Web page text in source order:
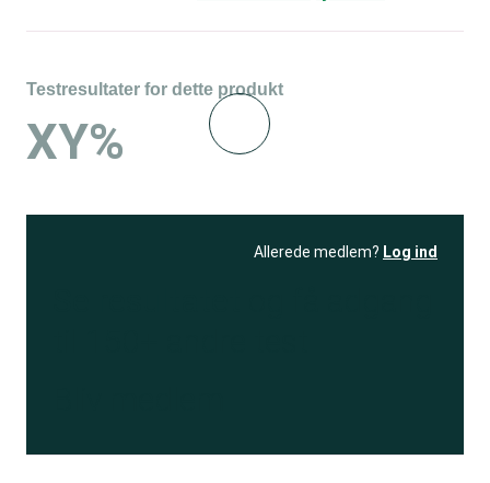
Testresultater for dette produkt
XY%
Allerede medlem? Log ind